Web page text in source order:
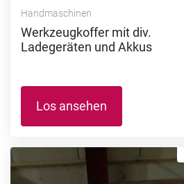
Handmaschinen
Werkzeugkoffer mit div.
Ladegeräten und Akkus
Los ansehen